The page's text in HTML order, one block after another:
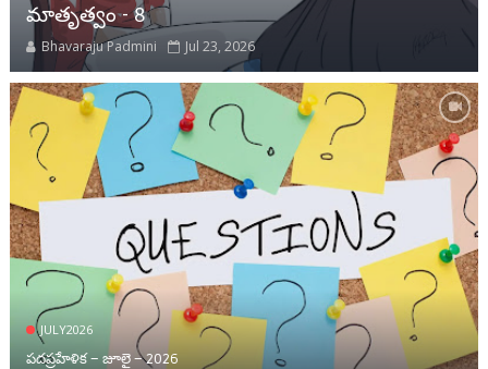
మాతృత్వం - 8
Bhavaraju Padmini Jul 23, 2026
JULY2026
పదప్రహేళిక – జూలై – 2026